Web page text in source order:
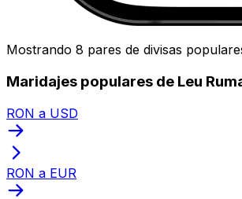
Mostrando 8 pares de divisas
Maridajes populares de Leu
RON a USD
RON a EUR